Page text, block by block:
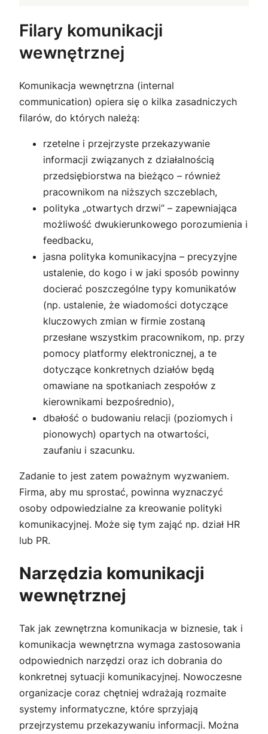
Filary komunikacji
wewnętrznej
Komunikacja wewnętrzna (internal
communication) opiera się o kilka zasadniczych
filarów, do których należą:
rzetelne i przejrzyste przekazywanie
informacji związanych z działalnością
przedsiębiorstwa na bieżąco – również
pracownikom na niższych szczeblach,
polityka „otwartych drzwi” – zapewniająca
możliwość dwukierunkowego porozumienia i
feedbacku,
jasna polityka komunikacyjna – precyzyjne
ustalenie, do kogo i w jaki sposób powinny
docierać poszczególne typy komunikatów
(np. ustalenie, że wiadomości dotyczące
kluczowych zmian w firmie zostaną
przesłane wszystkim pracownikom, np. przy
pomocy platformy elektronicznej, a te
dotyczące konkretnych działów będą
omawiane na spotkaniach zespołów z
kierownikami bezpośrednio),
dbałość o budowaniu relacji (poziomych i
pionowych) opartych na otwartości,
zaufaniu i szacunku.
Zadanie to jest zatem poważnym wyzwaniem.
Firma, aby mu sprostać, powinna wyznaczyć
osoby odpowiedzialne za kreowanie polityki
komunikacyjnej. Może się tym zająć np. dział HR
lub PR.
Narzędzia komunikacji
wewnętrznej
Tak jak zewnętrzna komunikacja w biznesie, tak i
komunikacja wewnętrzna wymaga zastosowania
odpowiednich narzędzi oraz ich dobrania do
konkretnej sytuacji komunikacyjnej. Nowoczesne
organizacje coraz chętniej wdrażają rozmaite
systemy informatyczne, które sprzyjają
przejrzystemu przekazywaniu informacji. Można